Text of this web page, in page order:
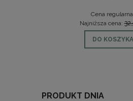
Cena
Najniższa cena:
DO KOSZYKA
PRODUKT DNIA